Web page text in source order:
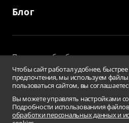
Блог
Политика обработки
и использование файлов cookies
Пользовательское соглашение
Заверения и гарантии
Противодействие коррупции
Условия использования
Сводная ведомость
Чтобы сайт работал удобнее,
предпочтения, мы используем
пользоваться сайтом, вы
Вы можете управлять настройками
Подробности использованиия
обработки персональных данных и